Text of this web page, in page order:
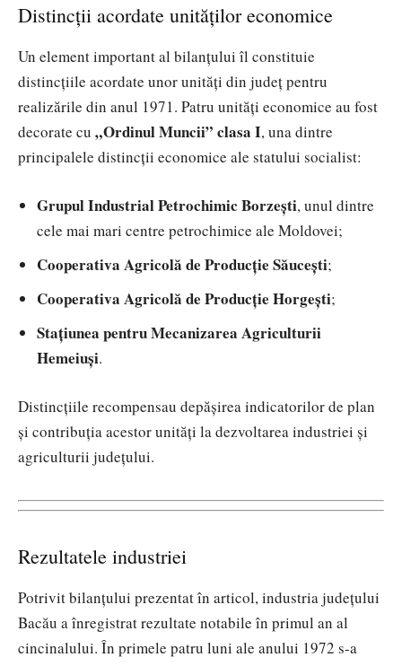
Distincții acordate unităților economice
Un element important al bilanțului îl constituie
distincțiile acordate unor unități din județ pentru
realizările din anul 1971. Patru unități economice au fost
decorate cu „Ordinul Muncii” clasa I, una dintre
principalele distincții economice ale statului socialist:
Grupul Industrial Petrochimic Borzești, unul dintre
cele mai mari centre petrochimice ale Moldovei;
Cooperativa Agricolă de Producție Săucești;
Cooperativa Agricolă de Producție Horgești;
Stațiunea pentru Mecanizarea Agriculturii
Hemeiuși.
Distincțiile recompensau depășirea indicatorilor de plan
și contribuția acestor unități la dezvoltarea industriei și
agriculturii județului.
Rezultatele industriei
Potrivit bilanțului prezentat în articol, industria județului
Bacău a înregistrat rezultate notabile în primul an al
cincinalului. În primele patru luni ale anului 1972 s-a